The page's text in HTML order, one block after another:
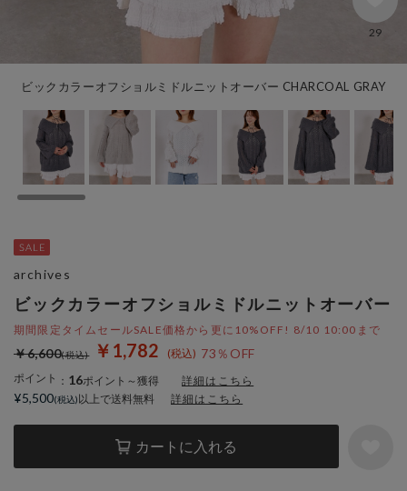
ビックカラーオフショルミドルニットオーバー CHARCOAL GRAY
29
ビックカラーオフショルミドルニットオーバー
期間限定タイムセールSALE価格から更に10%OFF! 8/10 10:00まで
￥1,782 73％OFF
￥6,600
ポイント ： 16ポイント～獲得 詳細はこちら
カートに入れる
archives
¥5,500 以上で送料無料 詳細はこちら